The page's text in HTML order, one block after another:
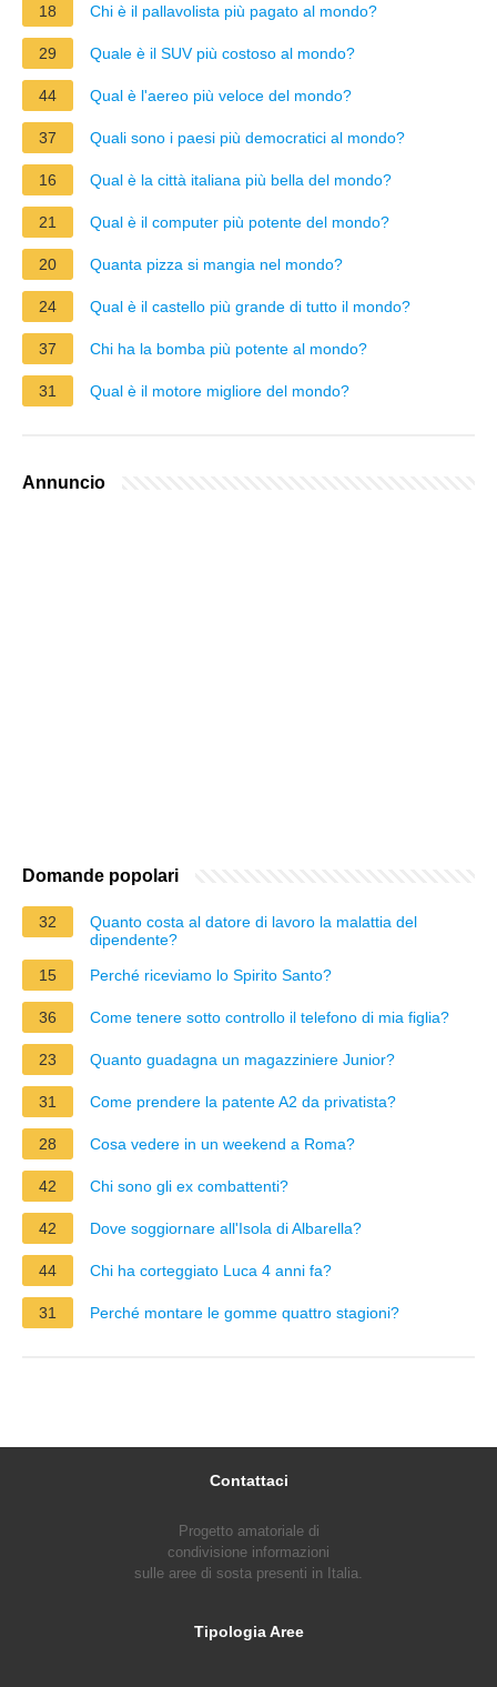
18 Chi è il pallavolista più pagato al mondo?
29 Quale è il SUV più costoso al mondo?
44 Qual è l'aereo più veloce del mondo?
37 Quali sono i paesi più democratici al mondo?
16 Qual è la città italiana più bella del mondo?
21 Qual è il computer più potente del mondo?
20 Quanta pizza si mangia nel mondo?
24 Qual è il castello più grande di tutto il mondo?
37 Chi ha la bomba più potente al mondo?
31 Qual è il motore migliore del mondo?
Annuncio
Domande popolari
32
Quanto costa al datore di lavoro la malattia del
dipendente?
15
Perché riceviamo lo Spirito Santo?
36 Come tenere sotto controllo il telefono di mia figlia?
23 Quanto guadagna un magazziniere Junior?
31 Come prendere la patente A2 da privatista?
28 Cosa vedere in un weekend a Roma?
42 Chi sono gli ex combattenti?
42 Dove soggiornare all'Isola di Albarella?
44 Chi ha corteggiato Luca 4 anni fa?
31 Perché montare le gomme quattro stagioni?
Contattaci
Progetto amatoriale di
condivisione informazioni
sulle aree di sosta presenti in Italia.
Tipologia Aree